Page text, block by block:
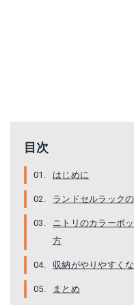
目次
はじめに
ランドセルラック
ニトリのカラーボ
方
収納がやりやすく
まとめ